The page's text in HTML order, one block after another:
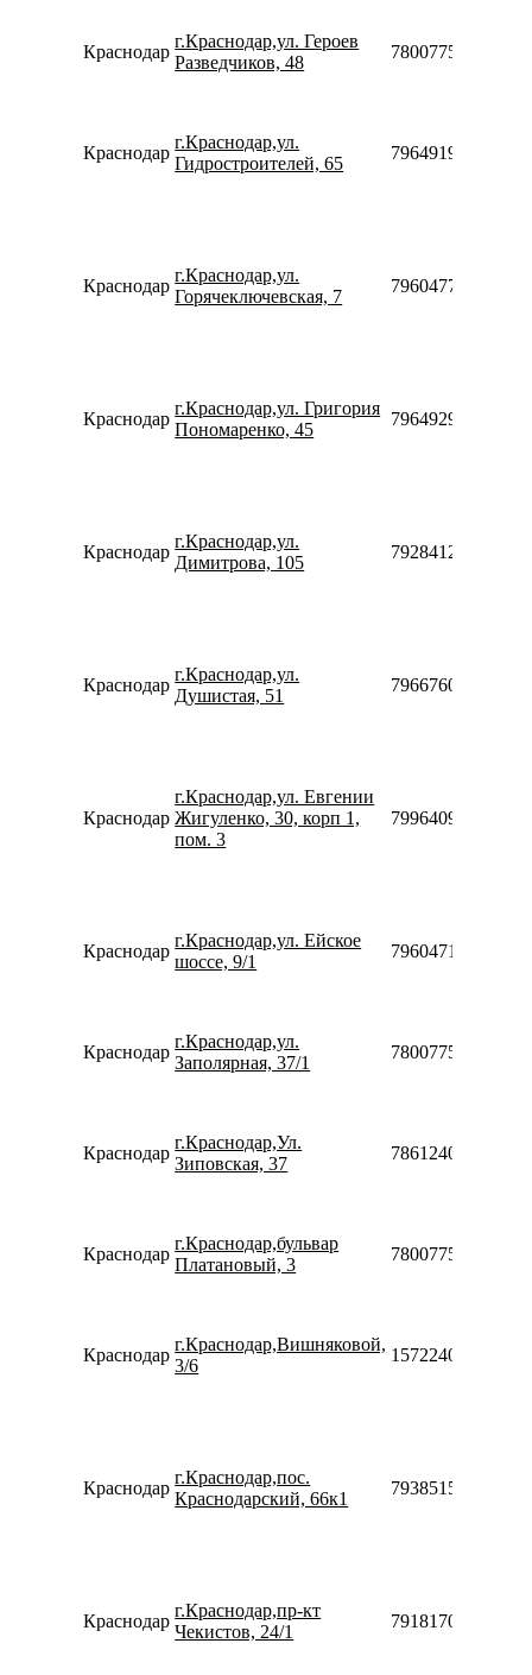
Краснодар
г.Краснодар,ул. Героев
Разведчиков, 48
78007753553
Краснодар
г.Краснодар,ул.
Гидростроителей, 65
79649199089
Краснодар
г.Краснодар,ул.
Горячеключевская, 7
79604773111
Краснодар
г.Краснодар,ул. Григория
Пономаренко, 45
79649295144
Краснодар
г.Краснодар,ул.
Димитрова, 105
79284124725
Краснодар
г.Краснодар,ул.
Душистая, 51
79667605027
Краснодар
г.Краснодар,ул. Евгении
Жигуленко, 30, корп 1,
пом. 3
79964094241
Краснодар
г.Краснодар,ул. Ейское
шоссе, 9/1
79604718915
Краснодар
г.Краснодар,ул.
Заполярная, 37/1
78007753553
Краснодар
г.Краснодар,Ул.
Зиповская, 37
78612400645
Краснодар
г.Краснодар,бульвар
Платановый, 3
78007753553
Краснодар
г.Краснодар,Вишняковой,
3/6
Краснодар
г.Краснодар,пос.
Краснодарский, 66к1
79385155720
Краснодар
г.Краснодар,пр-кт
Чекистов, 24/1
79181700764